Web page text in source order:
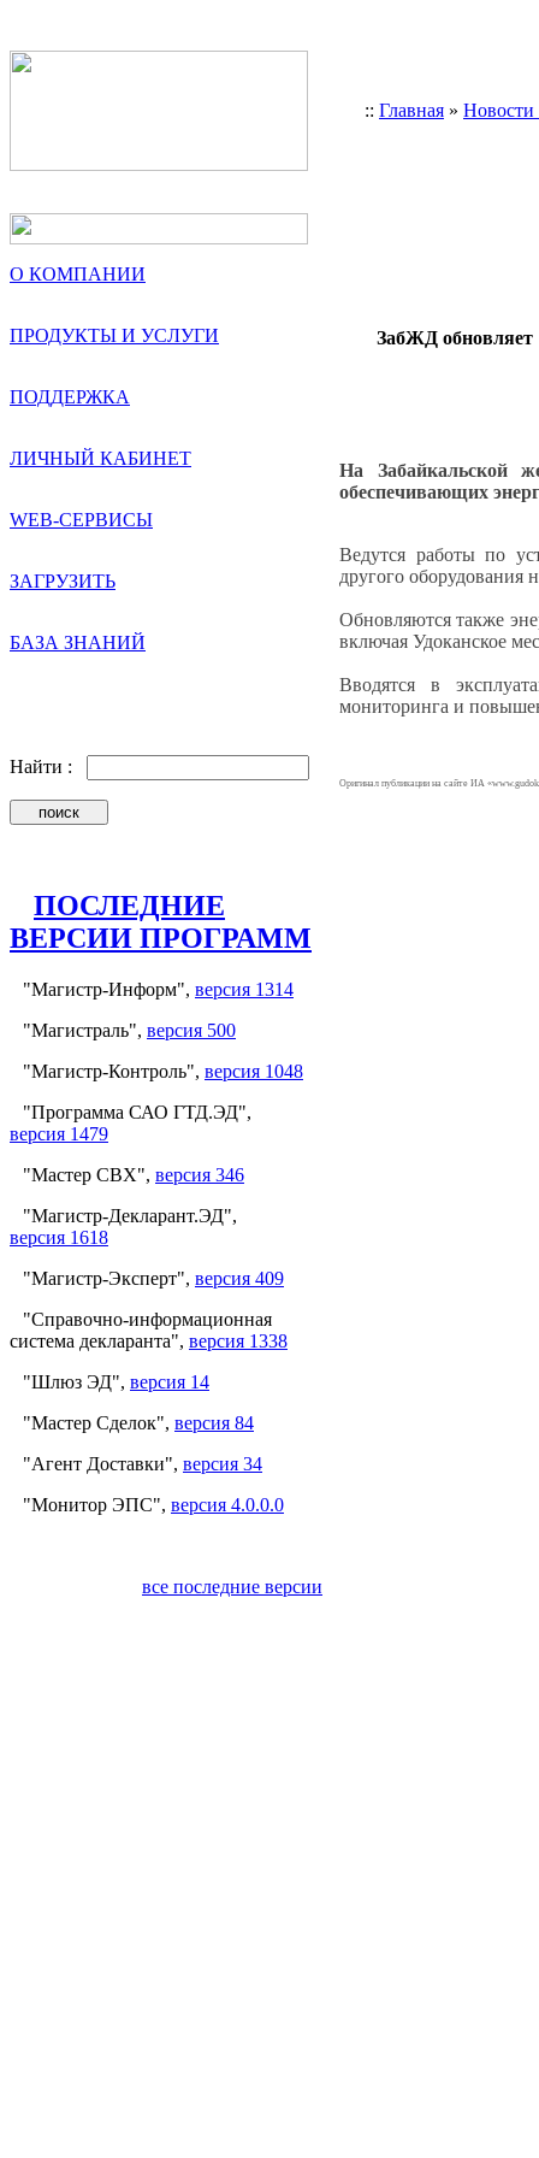
:: Главная »
О КОМПАНИИ
ПРОДУКТЫ И УСЛУГИ
ПОДДЕРЖКА
ЛИЧНЫЙ КАБИНЕТ
WEB-СЕРВИСЫ
ЗАГРУЗИТЬ
БАЗА ЗНАНИЙ
Найти :
ПОСЛЕДНИЕ
ВЕРСИИ ПРОГРАММ
"Магистр-Информ", версия 1314
"Магистраль", версия 500
"Магистр-Контроль", версия 1048
"Программа САО ГТД.ЭД",
версия 1479
"Мастер СВХ", версия 346
"Магистр-Декларант.ЭД",
версия 1618
"Магистр-Эксперт", версия 409
"Справочно-информационная
система декларанта", версия 1338
"Шлюз ЭД", версия 14
"Мастер Сделок", версия 84
"Агент Доставки", версия 34
"Монитор ЭПС", версия 4.0.0.0
все последние версии
ЗабЖД обновляет
На Забайкальской
обеспечивающих
Ведутся работы по
другого оборудования
Обновляются также
включая Удоканское
Вводятся в
мониторинга и
Оригинал публикации на сайте ИА